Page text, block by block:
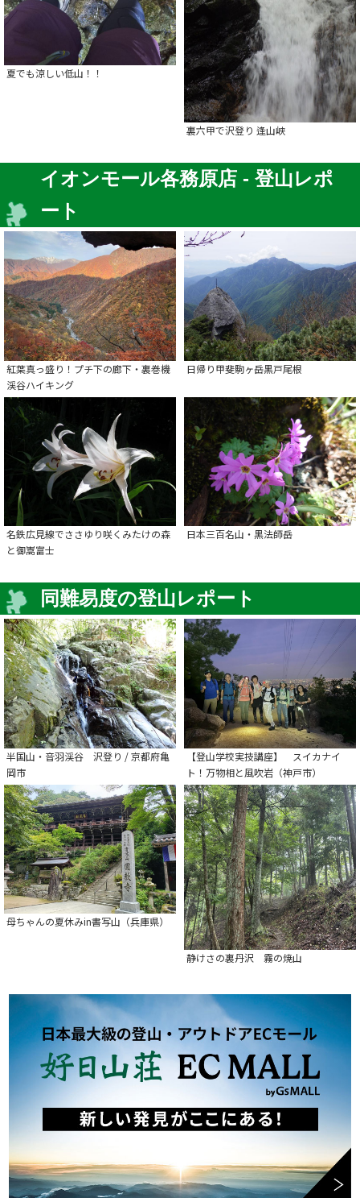
夏でも涼しい低山！！
裏六甲で沢登り 逢山峡
イオンモール各務原店 - 登山レポ
ート
紅葉真っ盛り！プチ下の廊下・裏巻機
渓谷ハイキング
日帰り甲斐駒ヶ岳黒戸尾根
名鉄広見線でささゆり咲くみたけの森
と御嵩富士
日本三百名山・黒法師岳
同難易度の登山レポート
半国山・音羽渓谷 沢登り / 京都府亀
岡市
【登山学校実技講座】 スイカナイ
ト！万物相と風吹岩（神戸市）
母ちゃんの夏休みin書写山（兵庫県）
静けさの裏丹沢 霧の焼山